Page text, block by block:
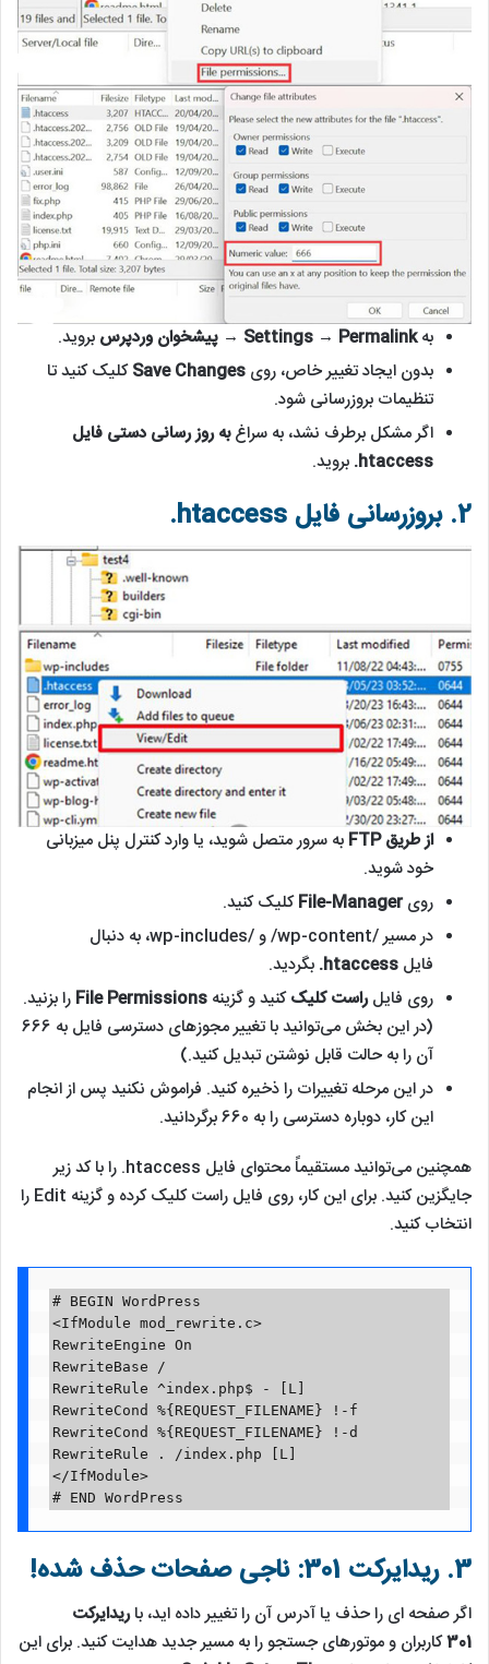
بهSettings → Permalink
→ پیشخوان وردپرس بروید.
بدون ایجاد تغییر خاص، روی Save Changesکلیک کنید تا
تنظیمات بروزرسانی شود.
اگر مشکل برطرف نشد، به سراغبه روز رسانی دستی فایل
htaccess. بروید.
2. بروزرسانی فایل htaccess.
از طریق FTP
به سرور متصل شوید، یا وارد کنترل پنل میزبانی
خود شوید.
رویFile-Managerکلیک کنید.
در مسیر /wp-content/ و /wp-includes، به دنبال
فایل htaccess. بگردید.
روی فایلراست کلیککنید و گزینه File Permissions را بزنید.
(در این بخش می‌توانید با تغییر مجوزهای دسترسی فایل به 666
آن را به حالت قابل نوشتن تبدیل کنید.)
در این مرحله تغییرات را ذخیره کنید. فراموش نکنید پس از انجام
این کار، دوباره دسترسی را به 660 برگردانید.
همچنین می‌توانید مستقیماً محتوای فایل htaccess. را با کد زیر
جایگزین کنید. برای این کار، روی فایل راست کلیک کرده و گزینه Edit را
انتخاب کنید.
# BEGIN WordPress
<IfModule mod_rewrite.c>
RewriteEngine On
RewriteBase /
RewriteRule ^index.php$ - [L]
RewriteCond %{REQUEST_FILENAME} !-f
RewriteCond %{REQUEST_FILENAME} !-d
RewriteRule . /index.php [L]
</IfModule>
# END WordPress
3. ریدایرکت 301: ناجی صفحات حذف شده!
اگر صفحه ای را حذف یا آدرس آن را تغییر داده اید، باریدایرکت
301کاربران و موتورهای جستجو را به مسیر جدید هدایت کنید. برای این